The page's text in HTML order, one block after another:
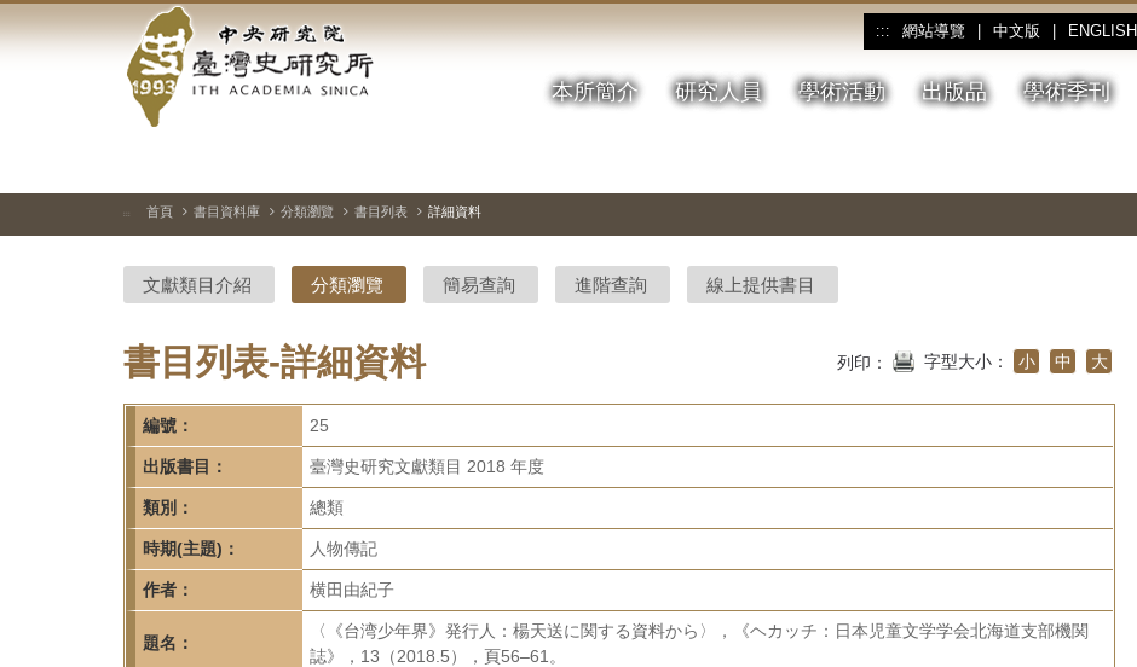
到
中
央
研
院-
臺
灣
史
研
究
所-
首
頁
::: 網站導覽 中文版 ENGLISH
本所簡介 研究人員 學術活動 出版品 學術季刊
::: 首頁 書目資料庫 分類瀏覽 書目列表 詳細資料
文獻類目介紹 分類瀏覽 簡易查詢 進階查詢 線上提供書目
書目列表-詳細資料 列印： 字型大小： 小 中 大
編號： 25
出版書目： 臺灣史研究文獻類目 2018 年度
類別： 總類
時期(主題)： 人物傳記
作者： 横田由紀子
題名：
〈《台湾少年界》発行人：楊天送に関する資料から〉，《ヘカッチ：日本児童文学学会北海道支部機関
誌》，13（2018.5），頁56–61。